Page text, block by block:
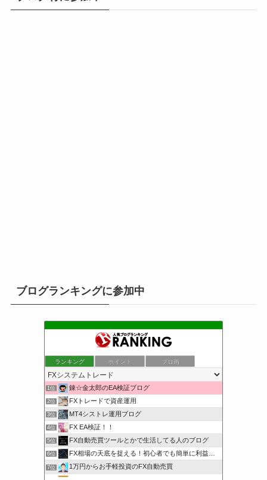
ブログランキングに参加中
ランキング ポイント ブロ画
1位 錬☆金太郎のEA検証ブログ
2位 FXトレードで資産運用
3位 MT4シストレ運用ブログ
4位 FX EA検証！！
5位 FX自動売買ツールとかで生活してる人のブログ
6位 FX相場の天底を捉える！初心者でも簡単に利益を狙える
7位 1万円からお手軽投資のFX自動売買